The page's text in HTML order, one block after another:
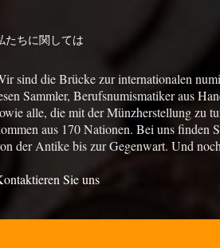
たちに関しては
sind die Brücke zur internationalen
Sammler, Berufsnumismatiker aus
alle, die mit der Münzherstellung zu
aus 170 Nationen. Bei uns finden
der Antike bis zur Gegenwart. Und
Sie uns